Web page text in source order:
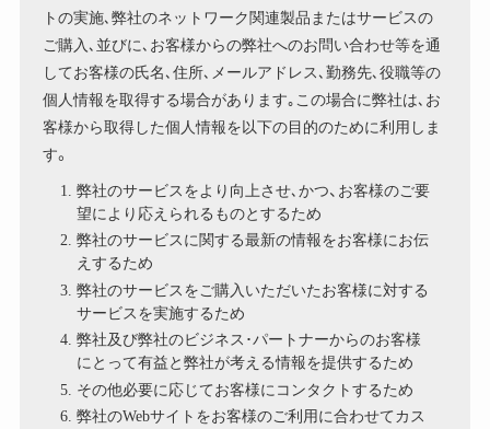
トの実施､弊社のネットワーク関連製品またはサービスの
ご購入､並びに､お客様からの弊社へのお問い合わせ等を通
してお客様の氏名､住所､メールアドレス､勤務先､役職等の
個人情報を取得する場合があります｡この場合に弊社は､お
客様から取得した個人情報を以下の目的のために利用しま
す。
弊社のサービスをより向上させ､かつ、お客様のご要
望により応えられるものとするため
弊社のサービスに関する最新の情報をお客様にお伝
えするため
弊社のサービスをご購入いただいたお客様に対する
サービスを実施するため
弊社及び弊社のビジネス･パートナーからのお客様
にとって有益と弊社が考える情報を提供するため
その他必要に応じてお客様にコンタクトするため
弊社のWebサイトをお客様のご利用に合わせてカス